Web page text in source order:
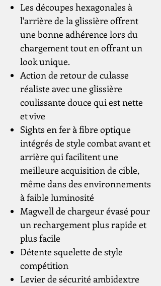
Les découpes hexagonales à
l'arrière de la glissière offrent
une bonne adhérence lors du
chargement tout en offrant un
look unique.
Action de retour de culasse
réaliste avec une glissière
coulissante douce qui est nette
et vive
Sights en fer à fibre optique
intégrés de style combat avant et
arrière qui facilitent une
meilleure acquisition de cible,
même dans des environnements
à faible luminosité
Magwell de chargeur évasé pour
un rechargement plus rapide et
plus facile
Détente squelette de style
compétition
Levier de sécurité ambidextre